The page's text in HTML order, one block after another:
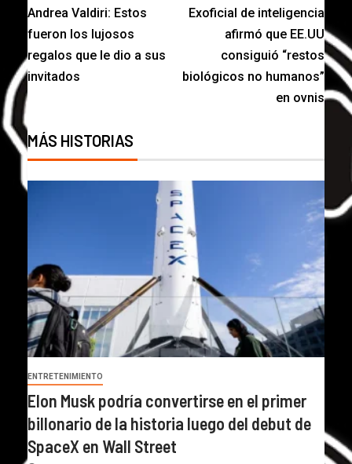
Andrea Valdiri: Estos
fueron los lujosos
regalos que le dio a sus
invitados
Exoficial de inteligencia
afirmó que EE.UU
consiguió “restos
biológicos no humanos”
en ovnis
MÁS HISTORIAS
ENTRETENIMIENTO
Elon Musk podría convertirse en el primer
billonario de la historia luego del debut de
SpaceX en Wall Street